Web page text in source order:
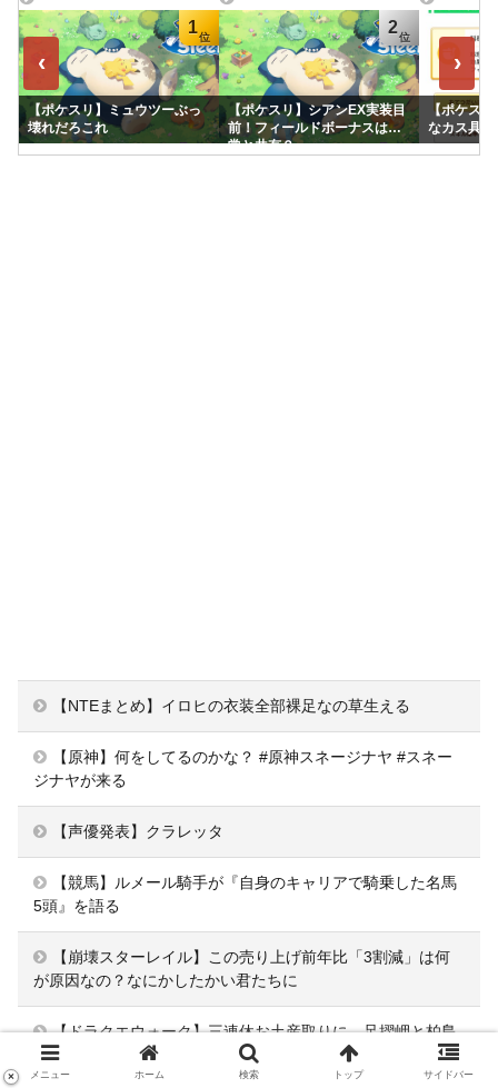
‹
1
【ポケスリ】ミュウツーぶっ
壊れだろこれ
2
【ポケスリ】シアンEX実装目
前！フィールドボーナスは通
常と共有？
【ポケス
なカス具合
›
【NTEまとめ】イロヒの衣装全部裸足なの草生える
【原神】何をしてるのかな？ #原神スネージナヤ #スネー
ジナヤが来る
【声優発表】クラレッタ
【競馬】ルメール騎手が『自身のキャリアで騎乗した名馬
5頭』を語る
【崩壊スターレイル】この売り上げ前年比「3割減」は何
が原因なの？なにかしたかい君たちに
【ドラクエウォーク】三連休お土産取りに、足摺岬と柏島
行ったけどすごい遠いな
メニュー ホーム 検索 トップ サイドバー
×